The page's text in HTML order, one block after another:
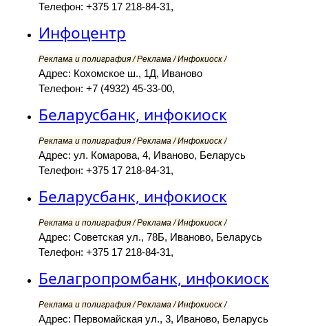
Телефон: +375 17 218-84-31,
Инфоцентр
Реклама и полиграфия / Реклама / Инфокиоск /
Адрес: Кохомское ш., 1Д, Иваново
Телефон: +7 (4932) 45-33-00,
Беларусбанк, инфокиоск
Реклама и полиграфия / Реклама / Инфокиоск /
Адрес: ул. Комарова, 4, Иваново, Беларусь
Телефон: +375 17 218-84-31,
Беларусбанк, инфокиоск
Реклама и полиграфия / Реклама / Инфокиоск /
Адрес: Советская ул., 78Б, Иваново, Беларусь
Телефон: +375 17 218-84-31,
Белагропромбанк, инфокиоск
Реклама и полиграфия / Реклама / Инфокиоск /
Адрес: Первомайская ул., 3, Иваново, Беларусь